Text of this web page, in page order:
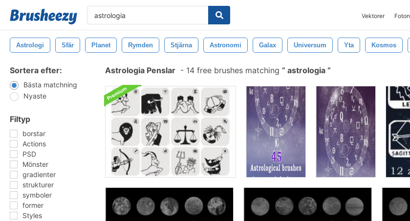
Vektorer Foton
Astrologi Sfär Planet Rymden Stjärna Astronomi Galax Universum Yta Kosmos
Sortera efter:
Bästa matchning
Nyaste
Filtyp
borstar
Actions
PSD
Mönster
gradienter
strukturer
symboler
former
Styles
Astrologia Penslar - 14 free brushes matching astrologia